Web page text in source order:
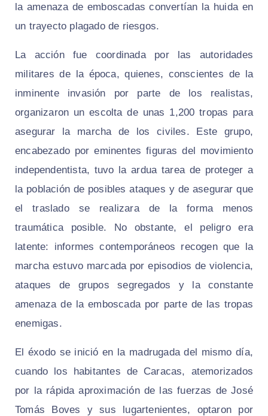
la amenaza de emboscadas convertían la huida en
un trayecto plagado de riesgos.
La acción fue coordinada por las autoridades
militares de la época, quienes, conscientes de la
inminente invasión por parte de los realistas,
organizaron un escolta de unas 1,200 tropas para
asegurar la marcha de los civiles. Este grupo,
encabezado por eminentes figuras del movimiento
independentista, tuvo la ardua tarea de proteger a
la población de posibles ataques y de asegurar que
el traslado se realizara de la forma menos
traumática posible. No obstante, el peligro era
latente: informes contemporáneos recogen que la
marcha estuvo marcada por episodios de violencia,
ataques de grupos segregados y la constante
amenaza de la emboscada por parte de las tropas
enemigas.
El éxodo se inició en la madrugada del mismo día,
cuando los habitantes de Caracas, atemorizados
por la rápida aproximación de las fuerzas de José
Tomás Boves y sus lugartenientes, optaron por